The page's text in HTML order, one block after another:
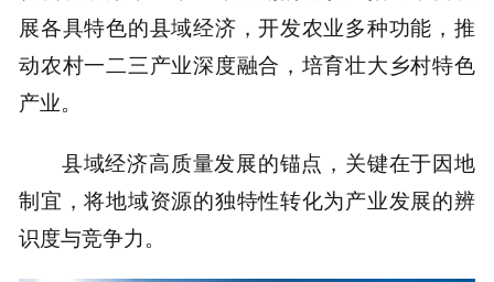
展各具特色的县域经济，开发农业多种功能，推
动农村一二三产业深度融合，培育壮大乡村特色
产业。
县域经济高质量发展的锚点，关键在于因地
制宜，将地域资源的独特性转化为产业发展的辨
识度与竞争力。